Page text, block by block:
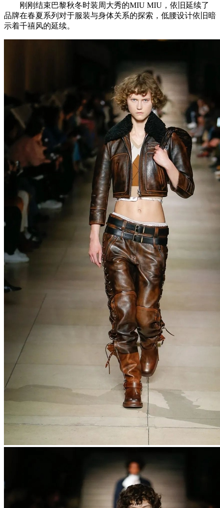
刚刚结束巴黎秋冬时装周大秀的MIU MIU，依旧延续了
品牌在春夏系列对于服装与身体关系的探索，低腰设计依旧暗
示着千禧风的延续。